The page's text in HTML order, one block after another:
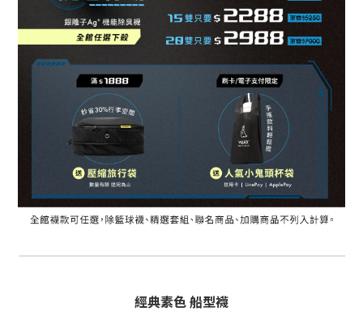
經典素色 船型襪